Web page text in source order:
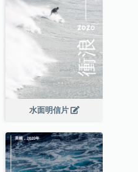
水面明信片